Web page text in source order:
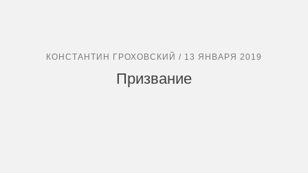
КОНСТАНТИН ГРОХОВСКИЙ / 13 ЯНВАРЯ 2019
Призвание